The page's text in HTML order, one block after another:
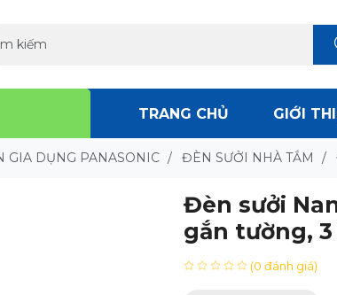
TRANG CHỦ GIỚI
GIA DỤNG PANASONIC / ĐÈN SƯỞI NHÀ TẮM /
Đèn sưởi
gắn tường,
(0 đánh giá)